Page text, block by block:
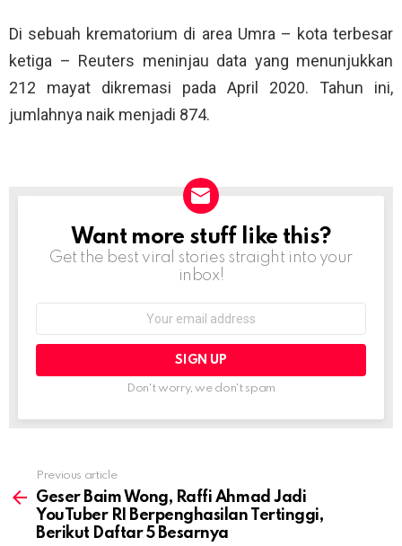
Di sebuah krematorium di area Umra – kota terbesar
ketiga – Reuters meninjau data yang menunjukkan
212 mayat dikremasi pada April 2020. Tahun ini,
jumlahnya naik menjadi 874.
NEWSLETTER
Want more stuff like this?
Get the best viral stories straight into your
inbox!
Don't worry, we don't spam
more
Previous article
Geser Baim Wong, Raffi Ahmad Jadi
YouTuber RI Berpenghasilan Tertinggi,
Berikut Daftar 5 Besarnya